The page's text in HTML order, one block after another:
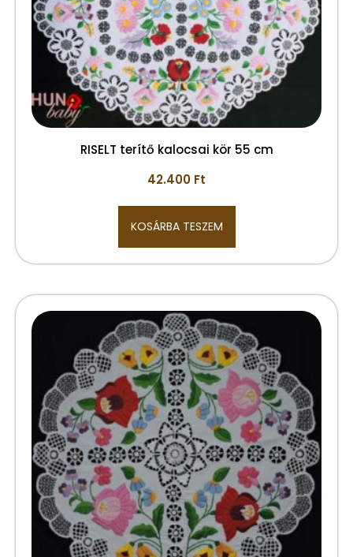
RISELT terítő kalocsai kör 55 cm
42.400 Ft
KOSÁRBA TESZEM